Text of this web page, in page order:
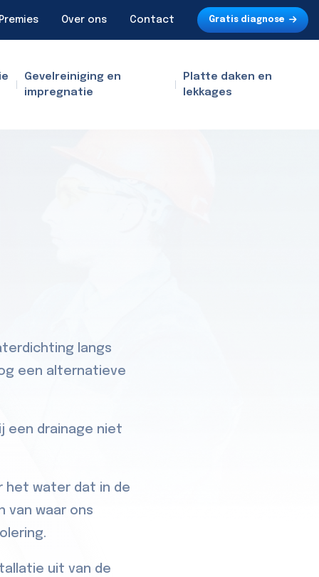
Over ons Contact Gratis diagnose
Gevelreiniging en
impregnatie
Platte daken en
lekkages
langs
een alternatieve
een drainage niet
het water dat in de
van waar ons
uit van de